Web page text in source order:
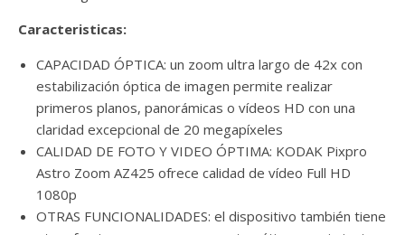
Caracteristicas:
CAPACIDAD ÓPTICA: un zoom ultra largo de 42x con
estabilización óptica de imagen permite realizar
primeros planos, panorámicas o vídeos HD con una
claridad excepcional de 20 megapíxeles
CALIDAD DE FOTO Y VIDEO ÓPTIMA: KODAK Pixpro
Astro Zoom AZ425 ofrece calidad de vídeo Full HD
1080p
OTRAS FUNCIONALIDADES: el dispositivo también tiene